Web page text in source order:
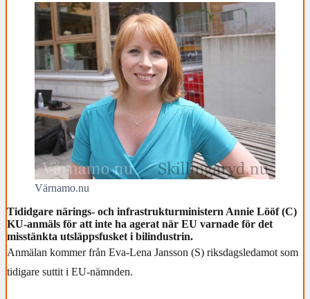
Värnamo.nu
Tididgare närings- och infrastrukturministern Annie Lööf (C)
KU-anmäls för att inte ha agerat när EU varnade för det
misstänkta utsläppsfusket i bilindustrin.
Anmälan kommer från Eva-Lena Jansson (S) riksdagsledamot som
tidigare suttit i EU-nämnden.